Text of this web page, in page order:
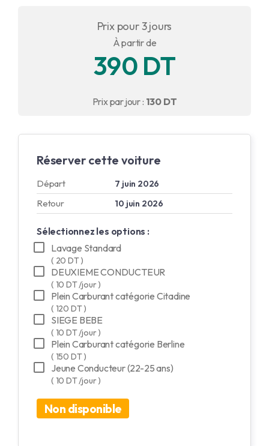
Prix pour 3 jours
À partir de
390 DT
Prix par jour : 130 DT
Réserver cette voiture
Départ 7 juin 2026
Retour 10 juin 2026
Sélectionnez les options :
Lavage Standard
( 20 DT )
DEUXIEME CONDUCTEUR
( 10 DT /jour )
Plein Carburant catégorie Citadine
( 120 DT )
SIEGE BEBE
( 10 DT /jour )
Plein Carburant catégorie Berline
( 150 DT )
Jeune Conducteur (22-25 ans)
( 10 DT /jour )
Non disponible